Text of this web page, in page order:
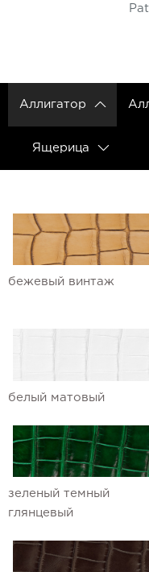
Аллигатор
Ящерица
бежевый винтаж
белый матовый
зеленый темный
глянцевый
Ремешки для часов
Ремешки для часов